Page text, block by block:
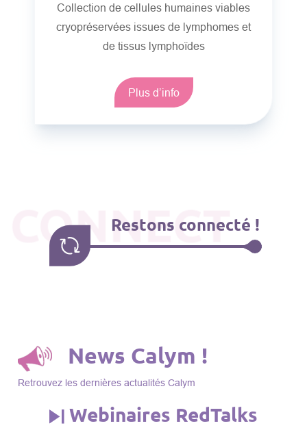
Collection de cellules humaines viables
cryopréservées issues de lymphomes et
de tissus lymphoïdes
Plus d’info
CONNECT
Restons connecté !
News Calym !
Retrouvez les dernières actualités Calym
Webinaires RedTalks